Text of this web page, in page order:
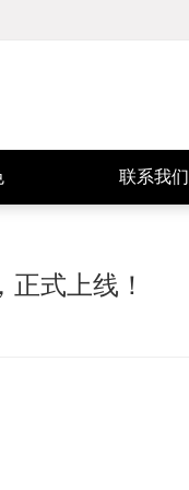
联系我们
招商加盟
式上线！